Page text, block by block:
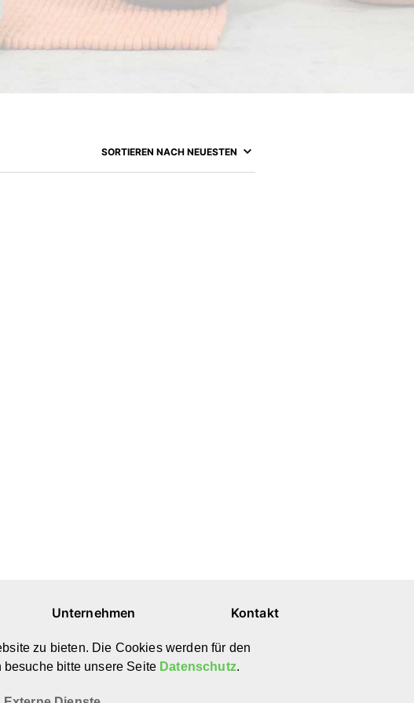
Unternehmen
Newsletter
Datenschutz
Kontakt
Instagram
Pinterest
zu bieten. Die Cookies werden für den
bitte unsere Seite Datenschutz.